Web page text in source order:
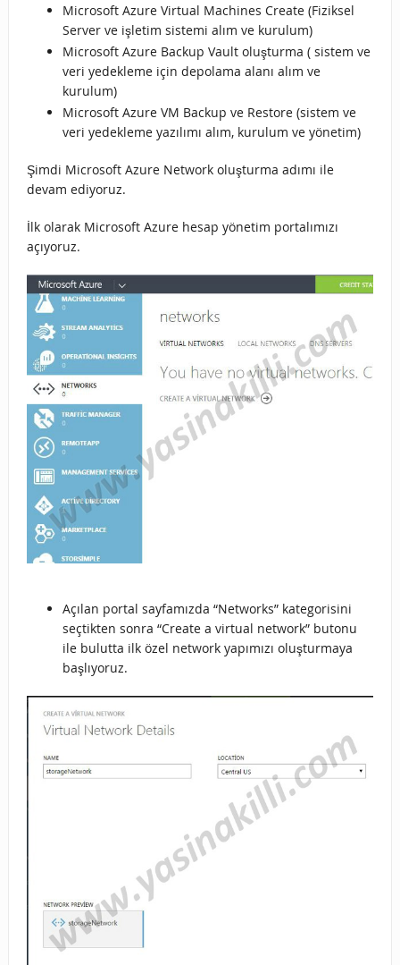
Microsoft Azure Virtual Machines Create (Fiziksel
Server ve işletim sistemi alım ve kurulum)
Microsoft Azure Backup Vault oluşturma ( sistem ve
veri yedekleme için depolama alanı alım ve
kurulum)
Microsoft Azure VM Backup ve Restore (sistem ve
veri yedekleme yazılımı alım, kurulum ve yönetim)
Şimdi Microsoft Azure Network oluşturma adımı ile
devam ediyoruz.
İlk olarak Microsoft Azure hesap yönetim portalımızı
açıyoruz.
Açılan portal sayfamızda “Networks” kategorisini
seçtikten sonra “Create a virtual network” butonu
ile bulutta ilk özel network yapımızı oluşturmaya
başlıyoruz.